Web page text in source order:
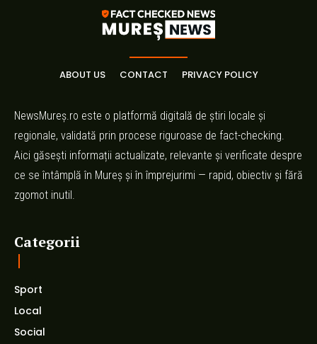
ABOUT US CONTACT PRIVACY POLICY
NewsMureș.ro este o platformă digitală de știri locale și
regionale, validată prin procese riguroase de fact-checking.
Aici găsești informații actualizate, relevante și verificate despre
ce se întâmplă în Mureș și în împrejurimi — rapid, obiectiv și fără
zgomot inutil.
Categorii
Sport
Local
Social